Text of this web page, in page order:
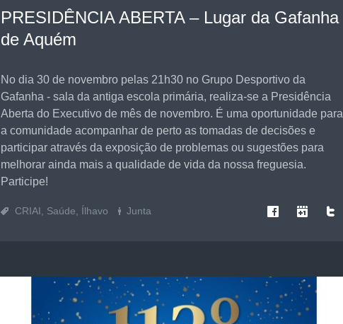
PRESIDÊNCIA ABERTA – Lugar da Gafanha
de Aquém
No dia 30 de novembro pelas 21h30 no Grupo Desportivo da
Gafanha - sala da antiga escola primária, realiza-se a Presidência
Aberta do Executivo de mês de novembro. É uma oportunidade para
a comunidade acompanhar de perto as tomadas de decisões e
participar através da exposição de problemas ou sugestões para
melhorar ainda mais a qualidade de vida da nossa freguesia.
Participe!
CRIAI Saúde Ílhavo Junta